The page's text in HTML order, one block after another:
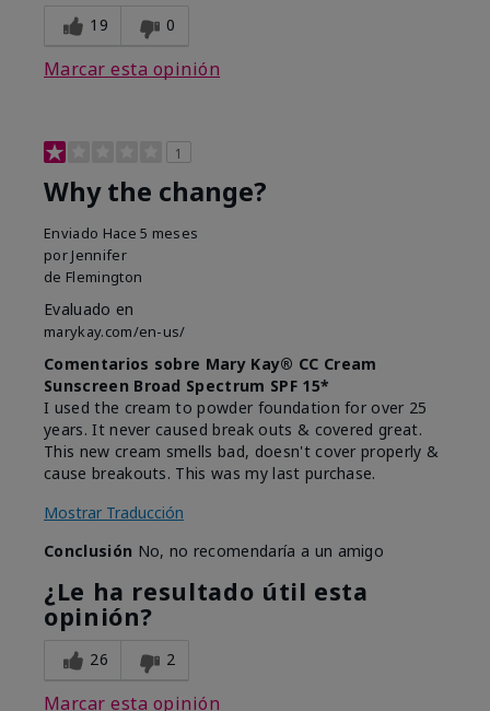
19 0
Marcar esta opinión
1
Why the change?
Enviado Hace 5 meses
por Jennifer
de Flemington
Evaluado en
marykay.com/en-us/
Comentarios sobre Mary Kay® CC Cream
Sunscreen Broad Spectrum SPF 15*
I used the cream to powder foundation for over 25
years. It never caused break outs & covered great.
This new cream smells bad, doesn't cover properly &
cause breakouts. This was my last purchase.
Mostrar Traducción
Conclusión No, no recomendaría a un amigo
¿Le ha resultado útil esta
opinión?
26 2
Marcar esta opinión